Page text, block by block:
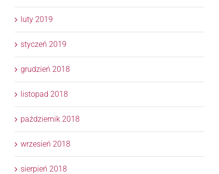
luty 2019
styczeń 2019
grudzień 2018
listopad 2018
październik 2018
wrzesień 2018
sierpień 2018